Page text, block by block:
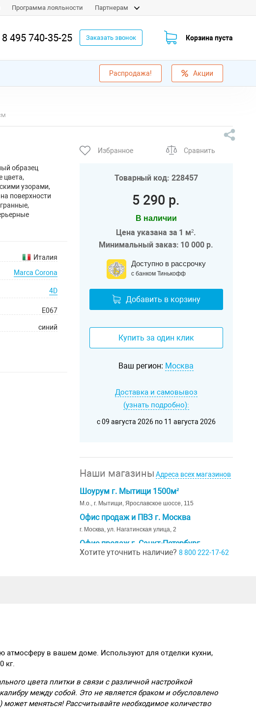
Программа лояльности Партнерам
8 495 740-35-25 Заказать звонок Корзина пуста
Распродажа! Акции
Избранное Сравнить
образец
цвета,
узорами,
поверхности
Италия
Marca Corona
4D
E067
синий
Товарный код: 228457
5 290 р.
В наличии
Цена указана за 1 м².
Минимальный заказ: 10 000 р.
Доступно в рассрочку
с банком Тинькофф
Добавить в корзину
Купить за один клик
Ваш регион: Москва
Доставка и самовывоз
(узнать подробно):
c 09 августа 2026 по 11 августа 2026
Наши магазины Адреса всех магазинов
Шоурум г. Мытищи 1500м²
М.о., г. Мытищи, Ярославское шоссе, 115
Офис продаж и ПВЗ г. Москва
г. Москва, ул. Нагатинская улица, 2
Офис продаж г. Санкт-Петербург
г. Санкт-Петербург, ул. Ивана Черных д. 29
Хотите уточнить наличие? 8 800 222-17-62
атмосферу в вашем доме. Используют для отделки кухни,
кг.
цвета плитки в связи с различной настройкой
между собой. Это не является браком и обусловлено
меняться! Рассчитывайте необходимое количество